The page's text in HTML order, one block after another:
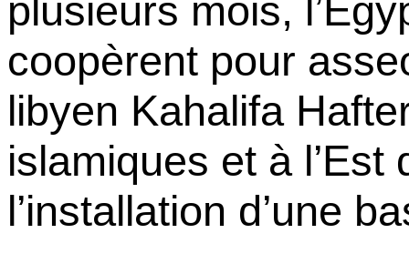
plusieurs mois,
coopèrent pour
libyen Kahalifa
islamiques et à
l’installation d’une